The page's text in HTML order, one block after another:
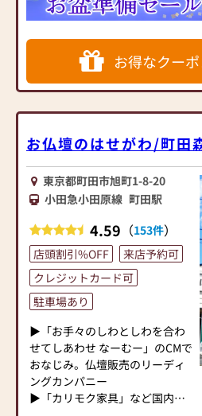
お部屋にピッタリな豊富なサイ
もちろん「東京仏壇」「徳島唐
木仏壇」の銘品仏壇も見ごたえ
充分！！8/31まで大幅値下げを
でご覧になりにいらっしゃって
見て下さいませ！
スッタフ一同、皆様のご来店を
心よりお待ち致しております。!!
ますので来店予約がおすすめで
このページの上部の写真スライ
ダーの上の「クーポンを受け取
る」をクリックして頂いて、
「同時に来店予約がおすすめで
す」から日付をお選びくださ
＝
300有余年の神仏具の専門店
「偲ぶ心をかたちにするお手伝
い」いたします。
＝
⭐⭐⭐お仏壇の日本堂町田駅前店
⭐⭐⭐
小田急町田駅から徒歩3分
～小田急線町田駅から一番近い
お得なクー
お仏壇のはせがわ/町田
東京都町田市旭町1-8-20
小田急小田原線 町田駅
4.59 （153件）
店頭割引%OFF
来店予約可
クレジットカード可
駐車場あり
▶「お手々のしわとしわを合わ
せてしあわせ なーむー」のCMで
おなじみ。仏壇販売のリーディ
ングカンパニー
▶「カリモク家具」など国内家